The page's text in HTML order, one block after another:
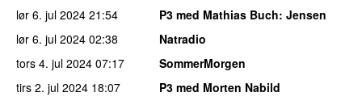
lør 6. jul 2024 21:54 P3 med Mathias Buch: Jensen
lør 6. jul 2024 02:38
Natradio
tors 4. jul 2024 07:17
SommerMorgen
tirs 2. jul 2024 18:07
P3 med Morten Nabild